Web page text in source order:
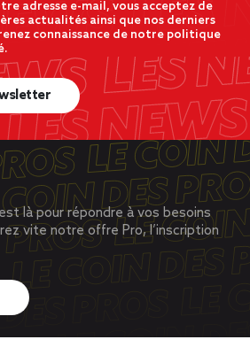
adresse e-mail, vous acceptez de
actualités ainsi que nos derniers
connaissance de notre politique
là pour répondre à vos besoins
vite notre offre Pro, l’inscription